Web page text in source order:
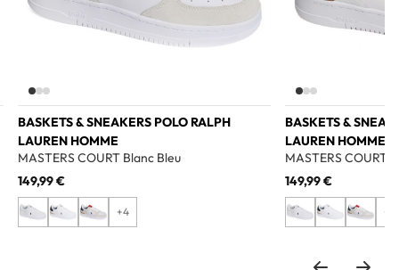
BASKETS & SNEAKERS POLO RALPH
LAUREN HOMME
MASTERS COURT Blanc Bleu
149,99 €
+4
BASKETS &
LAUREN HOMME
MASTERS COURT
149,99 €